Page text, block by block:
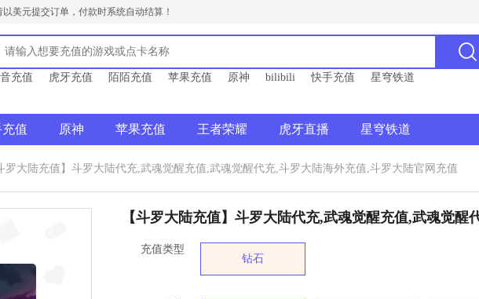
美元提交订单，付款时系统自动结算！
充值 虎牙充值 陌陌充值 苹果充值 原神 bilibili 快手充值 星穹铁道
值 原神 苹果充值 王者荣耀 虎牙直播 星穹铁道
罗大陆充值】斗罗大陆代充,武魂觉醒充值,武魂觉醒代充,斗罗大陆海外充值,斗罗大陆官网充值
【斗罗大陆充值】斗罗大陆代充,武魂觉醒充值,武魂觉
充值类型
钻石